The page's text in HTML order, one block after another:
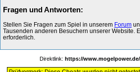
Fragen und Antworten:
Stellen Sie Fragen zum Spiel in unserem Forum
Tausenden anderen Besuchern unserer Website.
erforderlich.
Direktlink: https://